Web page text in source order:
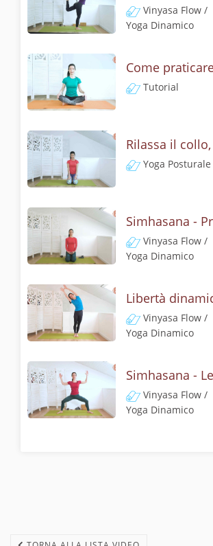
Vinyasa Flow /
Yoga Dinamico
Tutorial
Yoga Posturale
Vinyasa Flow /
Yoga Dinamico
Vinyasa Flow /
Yoga Dinamico
Vinyasa Flow /
Yoga Dinamico